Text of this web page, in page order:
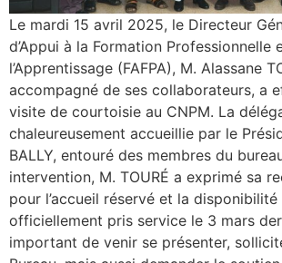
Le mardi 15 avril 2025, le Directeur
d’Appui à la Formation Professionnelle
l’Apprentissage (FAFPA), M. Alassane
accompagné de ses collaborateurs, a
visite de courtoisie au CNPM. La
chaleureusement accueillie par le
BALLY, entouré des membres du
intervention, M. TOURÉ a exprimé sa
pour l’accueil réservé et la disponibilité
officiellement pris service le 3 mars
important de venir se présenter,